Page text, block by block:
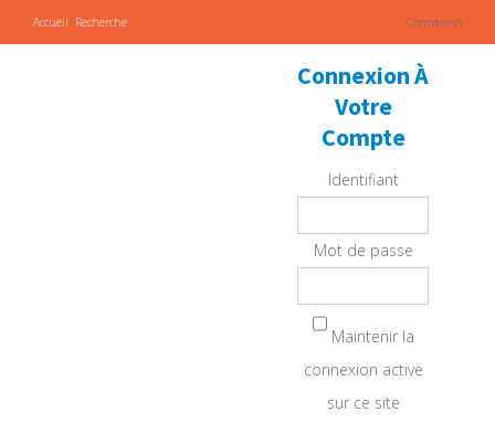
Accueil Recherche Connexion
Connexion À
Votre
Compte
Identifiant
Mot de passe
Maintenir la
connexion active
sur ce site